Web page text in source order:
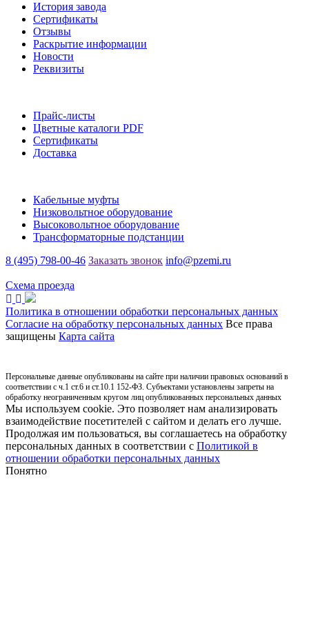
История завода
Сертификаты
Отзывы
Раскрытие информации
Новости
Реквизиты
Прайс-листы
Цветные каталоги PDF
Сертификаты
Доставка
Кабельные муфты
Низковольтное оборудование
Высоковольтное оборудование
Трансформаторные подстанции
8 (495) 798-00-46 Заказать звонок info@pzemi.ru
Схема проезда
Политика в отношении обработки персональных данных
Согласие на обработку персональных данных Все права
защищены Карта сайта
Персональные данные опубликованы на сайте при наличии правовых оснований в
соответствии с ч.1 ст.6 и ст.10.1 152-ФЗ. Субъектами установлены запреты на
обработку неограниченным кругом лиц опубликованных персональных данных
Мы используем cookie. Это позволяет нам анализировать
взаимодействие посетителей с сайтом и делать его лучше.
Продолжая им пользоваться, вы соглашаетесь на обработку
персональных данных в соответствии с Политикой в
отношении обработки персональных данных
Понятно